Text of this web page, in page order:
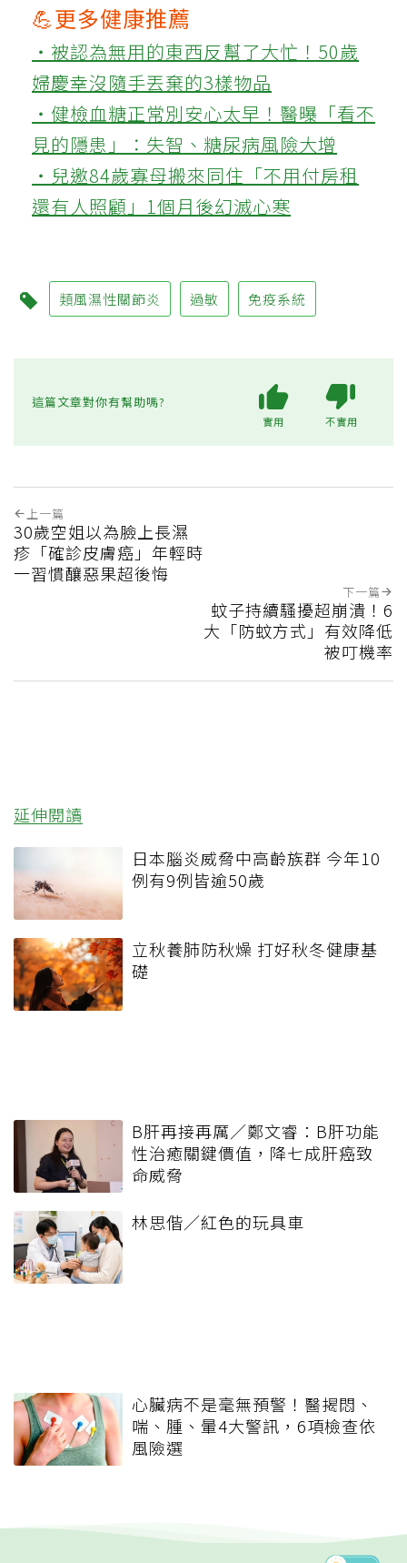
💪更多健康推薦
‧被認為無用的東西反幫了大忙！50歲
婦慶幸沒隨手丟棄的3樣物品
‧健檢血糖正常別安心太早！醫曝「看不
見的隱患」：失智、糖尿病風險大增
‧兒邀84歲寡母搬來同住「不用付房租
還有人照顧」1個月後幻滅心寒
類風濕性關節炎 過敏 免疫系統
這篇文章對你有幫助嗎?
實用 不實用
上一篇
30歲空姐以為臉上長濕
疹「確診皮膚癌」年輕時
一習慣釀惡果超後悔
下一篇
蚊子持續騷擾超崩潰！6
大「防蚊方式」有效降低
被叮機率
延伸閱讀
日本腦炎威脅中高齡族群 今年10
例有9例皆逾50歲
立秋養肺防秋燥 打好秋冬健康基
礎
B肝再接再厲／鄭文睿：B肝功能
性治癒關鍵價值，降七成肝癌致
命威脅
林思偕／紅色的玩具車
心臟病不是毫無預警！醫揭悶、
喘、腫、暈4大警訊，6項檢查依
風險選